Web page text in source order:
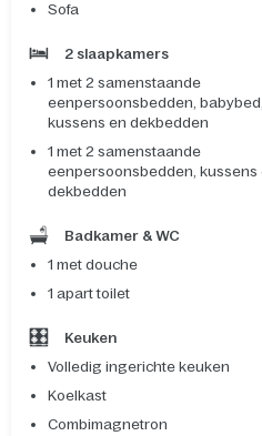
Sofa
2 slaapkamers
1 met 2 samenstaande
eenpersoonsbedden,
kussens en dekbedden
1 met 2 samenstaande
eenpersoonsbedden, kussens
dekbedden
Badkamer & WC
1 met douche
1 apart toilet
Keuken
Volledig ingerichte keuken
Koelkast
Combimagnetron